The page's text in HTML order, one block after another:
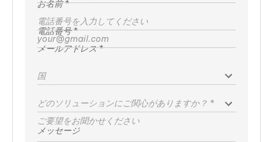
お名前 *
電話番号 *
メールアドレス *
国
どのソリューションにご関心がありますか？ *
メッセージ